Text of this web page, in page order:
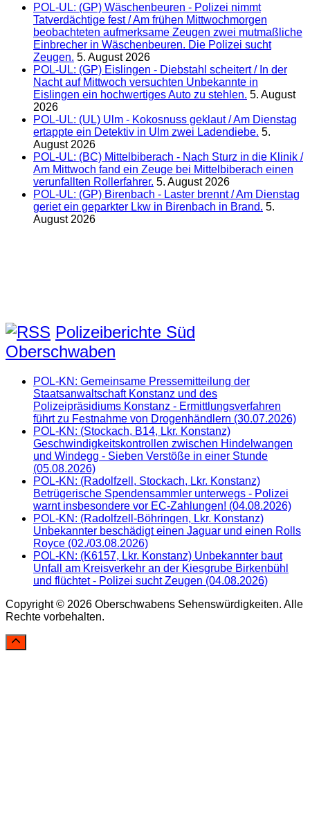
POL-UL: (GP) Wäschenbeuren - Polizei nimmt
Tatverdächtige fest / Am frühen Mittwochmorgen
beobachteten aufmerksame Zeugen zwei mutmaßliche
Einbrecher in Wäschenbeuren. Die Polizei sucht
Zeugen. 5. August 2026
POL-UL: (GP) Eislingen - Diebstahl scheitert / In der
Nacht auf Mittwoch versuchten Unbekannte in
Eislingen ein hochwertiges Auto zu stehlen. 5. August
2026
POL-UL: (UL) Ulm - Kokosnuss geklaut / Am Dienstag
ertappte ein Detektiv in Ulm zwei Ladendiebe. 5.
August 2026
POL-UL: (BC) Mittelbiberach - Nach Sturz in die Klinik /
Am Mittwoch fand ein Zeuge bei Mittelbiberach einen
verunfallten Rollerfahrer. 5. August 2026
POL-UL: (GP) Birenbach - Laster brennt / Am Dienstag
geriet ein geparkter Lkw in Birenbach in Brand. 5.
August 2026
Polizeiberichte Süd
Oberschwaben
POL-KN: Gemeinsame Pressemitteilung der
Staatsanwaltschaft Konstanz und des
Polizeipräsidiums Konstanz - Ermittlungsverfahren
führt zu Festnahme von Drogenhändlern (30.07.2026)
POL-KN: (Stockach, B14, Lkr. Konstanz)
Geschwindigkeitskontrollen zwischen Hindelwangen
und Windegg - Sieben Verstöße in einer Stunde
(05.08.2026)
POL-KN: (Radolfzell, Stockach, Lkr. Konstanz)
Betrügerische Spendensammler unterwegs - Polizei
warnt insbesondere vor EC-Zahlungen! (04.08.2026)
POL-KN: (Radolfzell-Böhringen, Lkr. Konstanz)
Unbekannter beschädigt einen Jaguar und einen Rolls
Royce (02./03.08.2026)
POL-KN: (K6157, Lkr. Konstanz) Unbekannter baut
Unfall am Kreisverkehr an der Kiesgrube Birkenbühl
und flüchtet - Polizei sucht Zeugen (04.08.2026)
Copyright © 2026 Oberschwabens Sehenswürdigkeiten. Alle
Rechte vorbehalten.